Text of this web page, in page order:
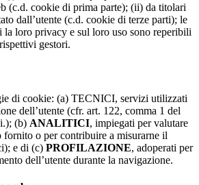
(c.d. cookie di prima parte); (ii) da titolari
dall’utente (c.d. cookie di terze parti); le
loro privacy e sul loro uso sono reperibili
gestori.
di cookie: (a) TECNICI, servizi utilizzati
dell’utente (cfr. art. 122, comma 1 del
(b) ANALITICI, impiegati per valutare
fornito o per contribuire a misurarne il
e di (c) PROFILAZIONE, adoperati per
dell’utente durante la navigazione.